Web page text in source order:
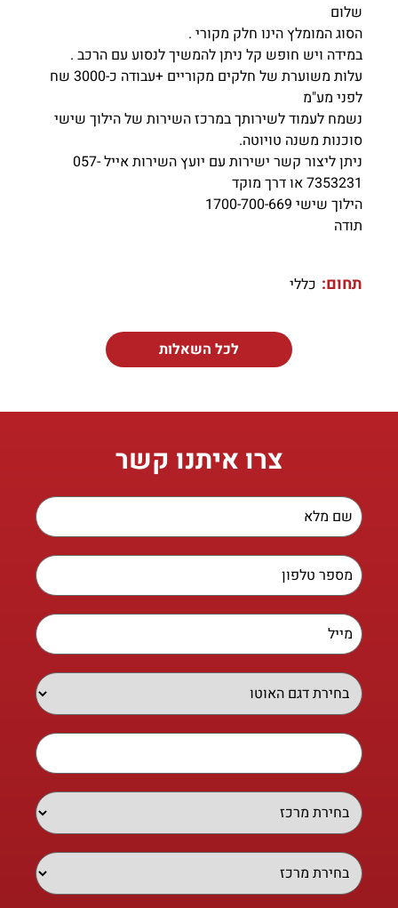
שלום
הסוג המומלץ הינו חלק מקורי .
במידה ויש חופש קל ניתן להמשיך לנסוע עם הרכב .
עלות משוערת של חלקים מקוריים +עבודה כ-3000 שח
לפני מע"מ
נשמח לעמוד לשירותך במרכז השירות של הילוך שישי
סוכנות משנה טויוטה.
ניתן ליצור קשר ישירות עם יועץ השירות אייל 057-
7353231 או דרך מוקד
הילוך שישי 1700-700-669
תודה
תחום: כללי
לכל השאלות
צרו איתנו קשר